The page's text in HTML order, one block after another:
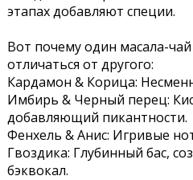
этапах добавляют специи.
Вот почему один масала-
отличаться от другого:
Кардамон & Корица:
Имбирь & Черный перец:
добавляющий пикантности.
Фенхель & Анис: Игривые
Гвоздика: Глубинный бас,
бэквокал.